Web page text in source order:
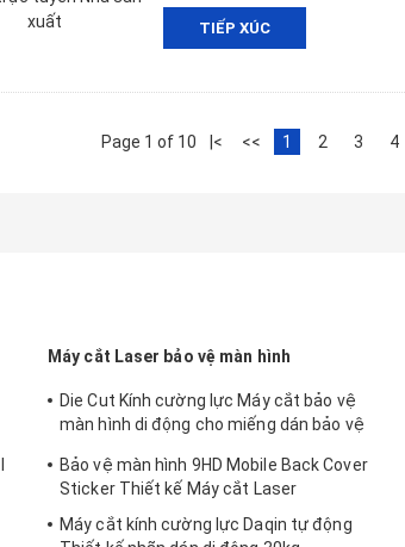
TIẾP XÚC
Page 1 of 10 |< << 1 2 3 4
Máy cắt Laser bảo vệ màn hình
Die Cut Kính cường lực Máy cắt bảo vệ
màn hình di động cho miếng dán bảo vệ
Bảo vệ màn hình 9HD Mobile Back Cover
Sticker Thiết kế Máy cắt Laser
Máy cắt kính cường lực Daqin tự động